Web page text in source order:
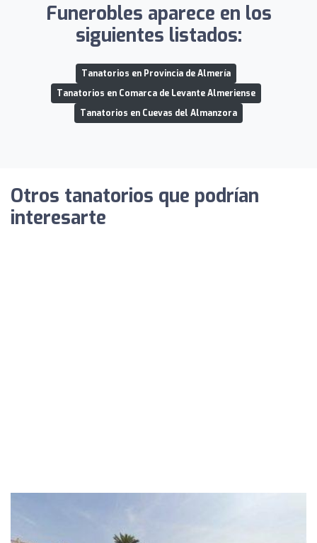
Funerobles aparece en los
siguientes listados:
Tanatorios en Provincia de Almería
Tanatorios en Comarca de Levante Almeriense
Tanatorios en Cuevas del Almanzora
Otros tanatorios que podrían
interesarte